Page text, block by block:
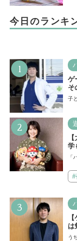
今日のランキ
1
ゲ
そ
「
子
い
2
学
で
「
ザ#
3
は
う